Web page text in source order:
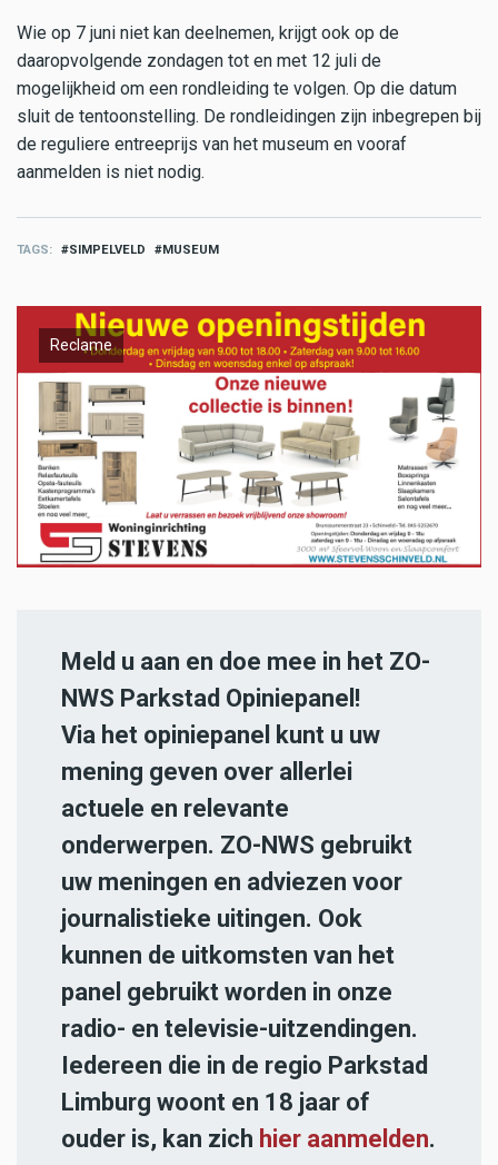
Wie op 7 juni niet kan deelnemen, krijgt ook op de
daaropvolgende zondagen tot en met 12 juli de
mogelijkheid om een rondleiding te volgen. Op die datum
sluit de tentoonstelling. De rondleidingen zijn inbegrepen bij
de reguliere entreeprijs van het museum en vooraf
aanmelden is niet nodig.
TAGS SIMPELVELD MUSEUM
Reclame
Meld u aan en doe mee in het ZO-
NWS Parkstad Opiniepanel!
Via het opiniepanel kunt u uw
mening geven over allerlei
actuele en relevante
onderwerpen. ZO-NWS gebruikt
uw meningen en adviezen voor
journalistieke uitingen. Ook
kunnen de uitkomsten van het
panel gebruikt worden in onze
radio- en televisie-uitzendingen.
Iedereen die in de regio Parkstad
Limburg woont en 18 jaar of
ouder is, kan zich hier aanmelden.